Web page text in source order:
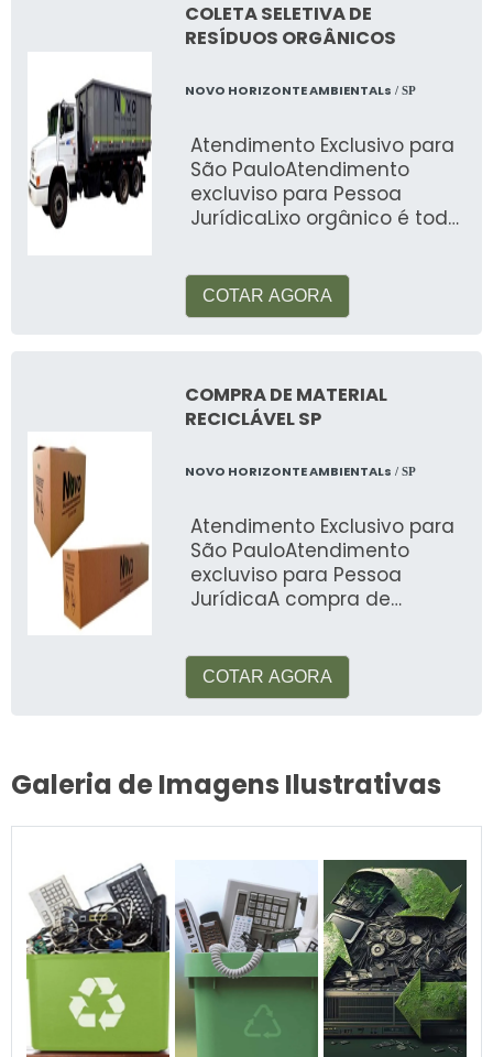
COLETA SELETIVA DE
RESÍDUOS ORGÂNICOS
NOVO HORIZONTE AMBIENTALs / SP
Atendimento Exclusivo para
São PauloAtendimento
excluviso para Pessoa
JurídicaLixo orgânico é todo
COTAR AGORA
COMPRA DE MATERIAL
RECICLÁVEL SP
NOVO HORIZONTE AMBIENTALs / SP
Atendimento Exclusivo para
São PauloAtendimento
excluviso para Pessoa
JurídicaA compra de
especializadas
COTAR AGORA
Galeria de Imagens Ilustrativas